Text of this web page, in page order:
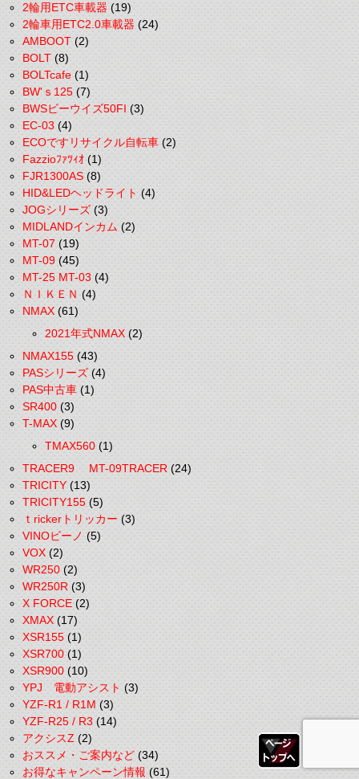
2輪用ETC車載器(19)
2輪車用ETC2.0車載器(24)
AMBOOT(2)
BOLT(8)
BOLTcafe(1)
BW'ｓ125(7)
BWSビーウイズ50FI(3)
EC-03(4)
ECOですリサイクル自転車(2)
Fazzioﾌｧﾂｨｵ(1)
FJR1300AS(8)
HID&LEDヘッドライト(4)
JOGシリーズ(3)
MIDLANDインカム(2)
MT-07(19)
MT-09(45)
MT-25 MT-03(4)
ＮＩＫＥＮ(4)
NMAX(61)
2021年式NMAX(2)
NMAX155(43)
PASシリーズ(4)
PAS中古車(1)
SR400(3)
T-MAX(9)
TMAX560(1)
TRACER9 MT-09TRACER(24)
TRICITY(13)
TRICITY155(5)
ｔrickerトリッカー(3)
VINOビーノ(5)
VOX(2)
WR250(2)
WR250R(3)
X FORCE(2)
XMAX(17)
XSR155(1)
XSR700(1)
XSR900(10)
YPJ 電動アシスト(3)
YZF-R1 / R1M(3)
YZF-R25 / R3(14)
アクシスZ(2)
おススメ・ご案内など(34)
お得なキャンペーン情報(61)